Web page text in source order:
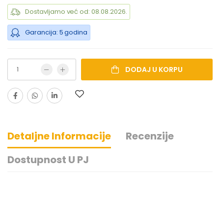
Dostavljamo već od: 08.08.2026.
Garancija: 5 godina
DODAJ U KORPU
Detaljne Informacije
Recenzije
Dostupnost U PJ